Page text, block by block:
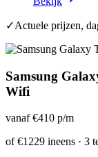
✓Actuele prijzen,
Samsung
Wifi
vanaf€410 p/m
of€1229 ineens · 3